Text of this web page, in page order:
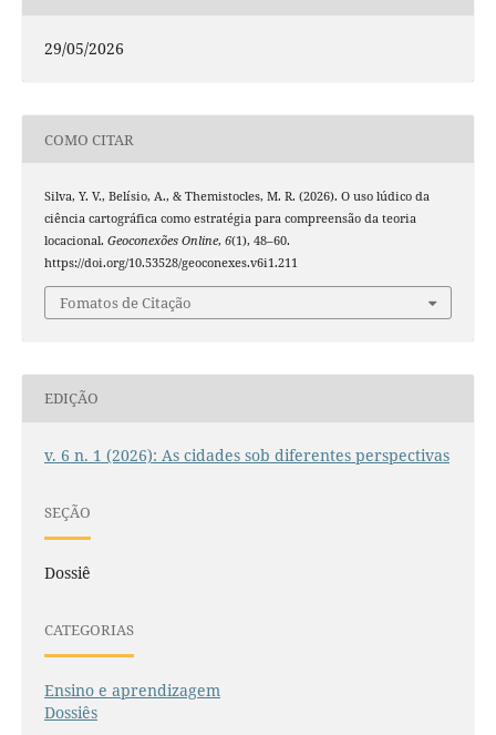
29/05/2026
COMO CITAR
Silva, Y. V., Belísio, A., & Themistocles, M. R. (2026). O uso lúdico da
ciência cartográfica como estratégia para compreensão da teoria
locacional. Geoconexões Online, 6(1), 48–60.
https://doi.org/10.53528/geoconexes.v6i1.211
Fomatos de Citação
EDIÇÃO
v. 6 n. 1 (2026): As cidades sob diferentes perspectivas
SEÇÃO
Dossiê
CATEGORIAS
Ensino e aprendizagem
Dossiês